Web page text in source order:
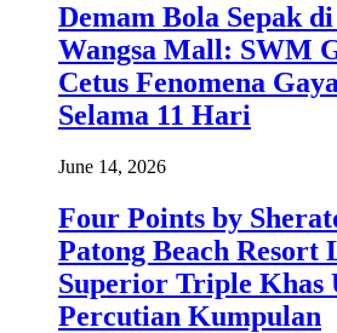
Demam Bola Sepak
Wangsa Mall: SWM
Cetus Fenomena
Selama 11 Hari
June 14, 2026
Four Points by
Patong Beach
Superior Triple Khas
Percutian Kumpulan